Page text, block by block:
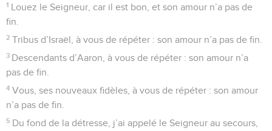
1 Louez le Seigneur, car il est bon, et son amour n’a pas de
fin.
2 Tribus d’Israël, à vous de répéter : son amour n’a pas de fin.
3 Descendants d’Aaron, à vous de répéter : son amour n’a
pas de fin.
4 Vous, ses nouveaux fidèles, à vous de répéter : son amour
n’a pas de fin.
5 Du fond de la détresse, j’ai appelé le Seigneur au secours,